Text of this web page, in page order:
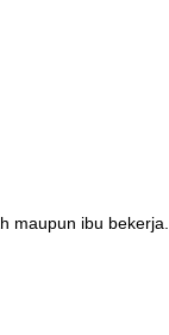
maupun ibu bekerja.